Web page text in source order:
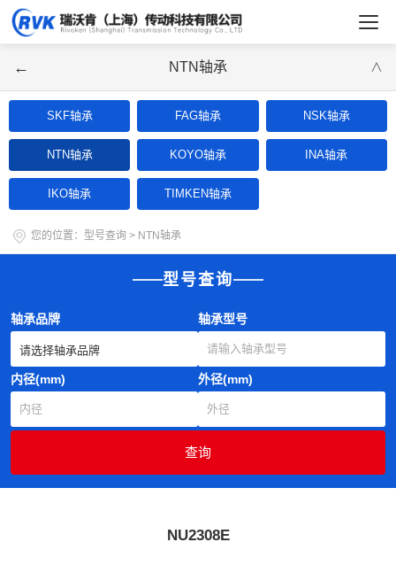
← NTN轴承 ∨
SKF轴承 FAG轴承 NSK轴承
NTN轴承 KOYO轴承 INA轴承
IKO轴承 TIMKEN轴承
您的位置： 型号查询 > NTN轴承
型号查询
轴承品牌 轴承型号
内径(mm) 外径(mm)
NU2308E